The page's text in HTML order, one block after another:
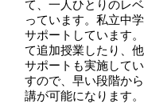
て、一人ひとりのレ
っています。私立中
サポートしています
て追加授業したり、
サポートも実施して
すので、早い段階か
講が可能になります。